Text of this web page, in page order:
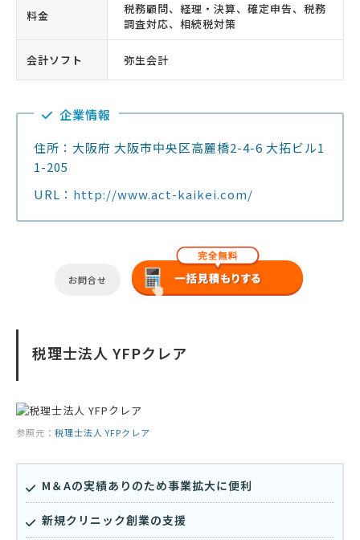
料金
税務顧問、経理・決算、確定申告、税務
調査対応、相続税対策
会計ソフト 弥生会計
企業情報
住所：大阪府 大阪市中央区高麗橋2-4-6 大拓ビル1
1-205
URL： http://www.act-kaikei.com/
お問合せ
税理士法人 YFPクレア
参照元： 税理士法人 YFPクレア
M＆Aの実績ありのため事業拡大に便利
新規クリニック創業の支援